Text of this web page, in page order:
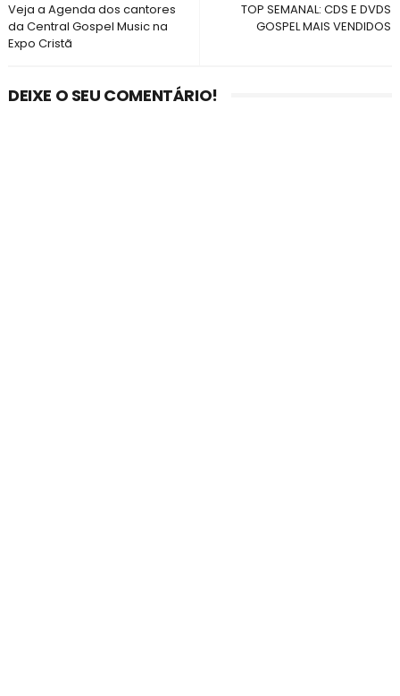
TOP SEMANAL: CDS E DVDS
GOSPEL MAIS VENDIDOS
Veja a Agenda dos cantores
da Central Gospel Music na
Expo Cristã
DEIXE O SEU COMENTÁRIO!